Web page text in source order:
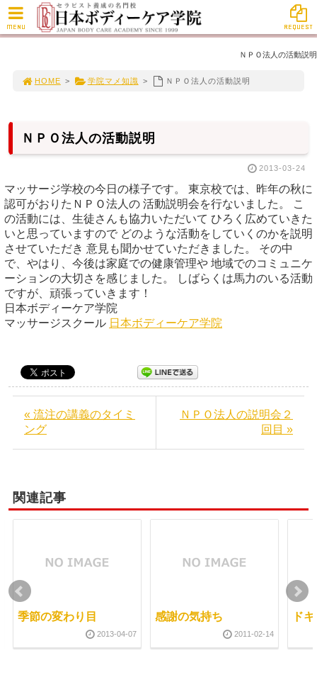
ＮＰＯ法人の活動説明
HOME > 学院マメ知識 > ＮＰＯ法人の活動説明
ＮＰＯ法人の活動説明
2013-03-24
マッサージ学校の今日の様子です。 東京校では、昨年の秋に
認可がおりたＮＰＯ法人の 活動説明会を行ないました。 こ
の活動には、生徒さんも協力いただいて ひろく広めていきた
いと思っていますので どのような活動をしていくのかを説明
させていただき 意見も聞かせていただきました。 その中
で、やはり、今後は家庭での健康管理や 地域でのコミュニケ
ーションの大切さを感じました。 しばらくは馬力のいる活動
ですが、頑張っていきます！
日本ボディーケア学院
マッサージスクール 日本ボディーケア学院
« 流注の講義のタイミ
ング
ＮＰＯ法人の説明会２
回目 »
関連記事
季節の変わり目
2013-04-07
感謝の気持ち
2011-02-14
ド
MENU REQUEST